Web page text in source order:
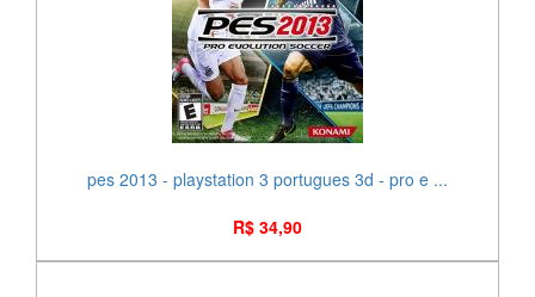
pes 2013 - playstation 3 portugues 3d - pro e ...
R$ 34,90